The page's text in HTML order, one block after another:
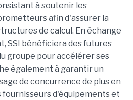
à soutenir les
afin d'assurer la
de calcul. En échange
SSI bénéficiera des futures
groupe pour accélérer ses
également à garantir un
de concurrence de plus en
d'équipements et